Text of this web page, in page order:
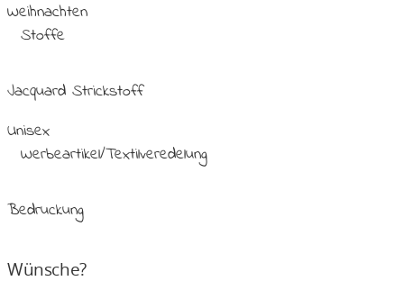
Weihnachten
Stoffe
Jacquard Strickstoff
Unisex
Werbeartikel/Textilveredelung
Bedruckung
Wünsche?